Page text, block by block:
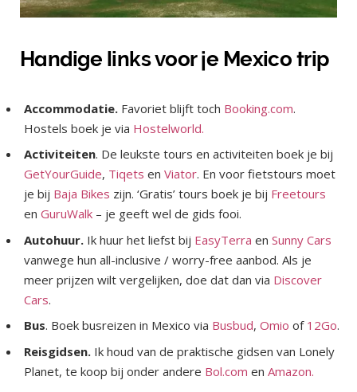
Handige links voor je Mexico trip
Accommodatie. Favoriet blijft toch Booking.com.
Hostels boek je via Hostelworld.
Activiteiten. De leukste tours en activiteiten boek je bij
GetYourGuide, Tiqets en Viator. En voor fietstours moet
je bij Baja Bikes zijn. ‘Gratis’ tours boek je bij Freetours
en GuruWalk – je geeft wel de gids fooi.
Autohuur. Ik huur het liefst bij EasyTerra en Sunny Cars
vanwege hun all-inclusive / worry-free aanbod. Als je
meer prijzen wilt vergelijken, doe dat dan via Discover
Cars.
Bus. Boek busreizen in Mexico via Busbud, Omio of 12Go.
Reisgidsen. Ik houd van de praktische gidsen van Lonely
Planet, te koop bij onder andere Bol.com en Amazon.